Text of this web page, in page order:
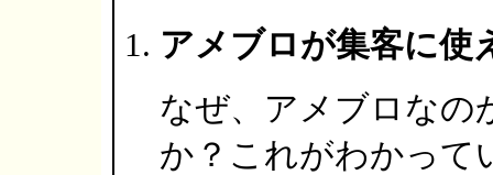
アメブロが集客に使
なぜ、アメブロなの
か？これがわかって